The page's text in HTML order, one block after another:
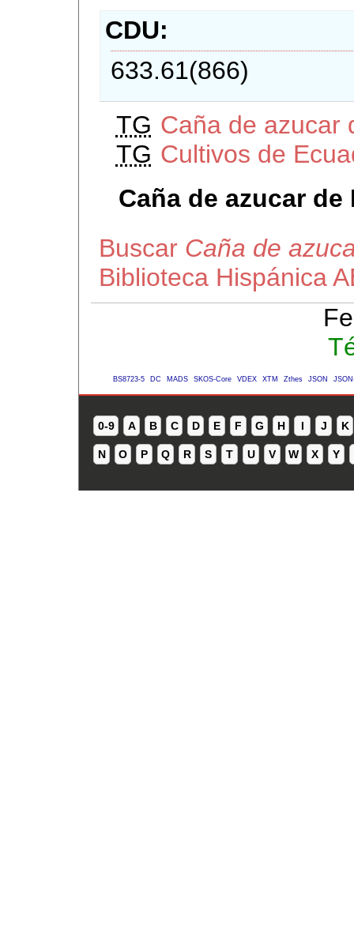
CDU
633.61(866)
TG Caña de azucar
TG Cultivos de
Caña de azucar de
Buscar Caña de
Biblioteca Hispánica
BS8723-5 DC MADS SKOS-Core VDEX XTM Zthes JSON
0-9 A B C D E F G H I J K
N O P Q R S T U V W X Y